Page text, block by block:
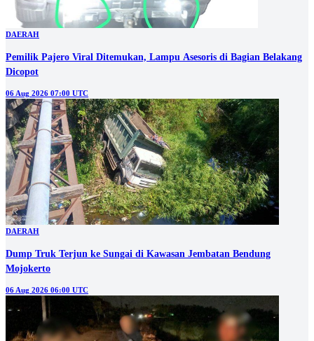
DAERAH
Pemilik Pajero Viral Ditemukan, Lampu Asesoris di Bagian Belakang
Dicopot
06 Aug 2026 07:00 UTC
DAERAH
Dump Truk Terjun ke Sungai di Kawasan Jembatan Bendung
Mojokerto
06 Aug 2026 06:00 UTC